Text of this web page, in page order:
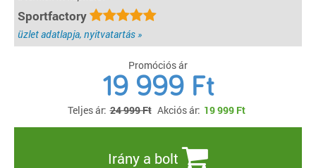
Sportfactory
üzlet adatlapja, nyitvatartás »
Promóciós ár
19 999 Ft
Teljes ár: 24 999 Ft Akciós ár: 19 999 Ft
Irány a bolt